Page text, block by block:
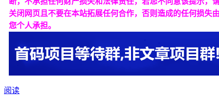
关闭网页且不要在本站拓展任何合作，否则造成的任何损失
您个人承担。
阅读